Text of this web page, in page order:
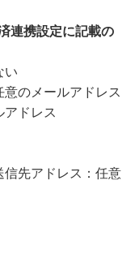
連携設定に記載の
い
のメールアドレス
ドレス
先アドレス：任意